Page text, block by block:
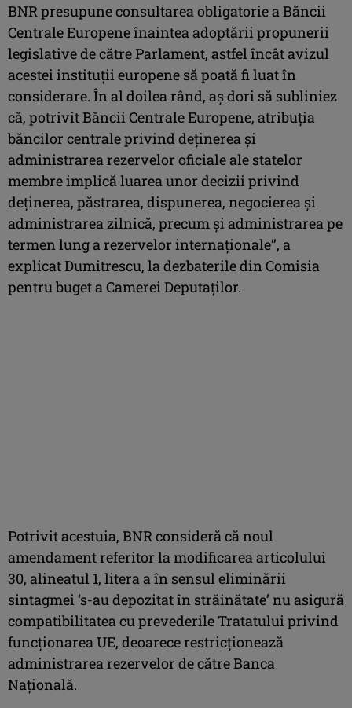
BNR presupune consultarea obligatorie a Băncii
Centrale Europene înaintea adoptării propunerii
legislative de către Parlament, astfel încât avizul
acestei instituţii europene să poată fi luat în
considerare. În al doilea rând, aş dori să subliniez
că, potrivit Băncii Centrale Europene, atribuţia
băncilor centrale privind deţinerea şi
administrarea rezervelor oficiale ale statelor
membre implică luarea unor decizii privind
deţinerea, păstrarea, dispunerea, negocierea şi
administrarea zilnică, precum şi administrarea pe
termen lung a rezervelor internaţionale”, a
explicat Dumitrescu, la dezbaterile din Comisia
pentru buget a Camerei Deputaţilor.
Potrivit acestuia, BNR consideră că noul
amendament referitor la modificarea articolului
30, alineatul 1, litera a în sensul eliminării
sintagmei ‘s-au depozitat în străinătate’ nu asigură
compatibilitatea cu prevederile Tratatului privind
funcţionarea UE, deoarece restricţionează
administrarea rezervelor de către Banca
Naţională.